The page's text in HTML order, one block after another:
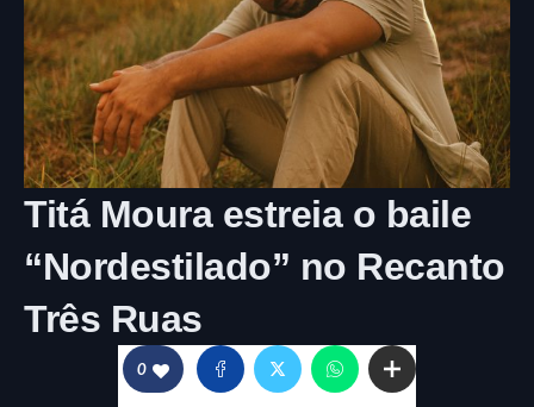
Titá Moura estreia o baile
“Nordestilado” no Recanto
Três Ruas
0